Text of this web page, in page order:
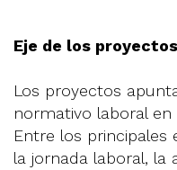
Eje de los
Los proyectos
normativo laboral
Entre los principales
la jornada laboral, la